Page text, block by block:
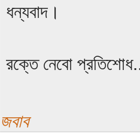
ধন্যবাদ।
রক্তে নেবো
জবাব